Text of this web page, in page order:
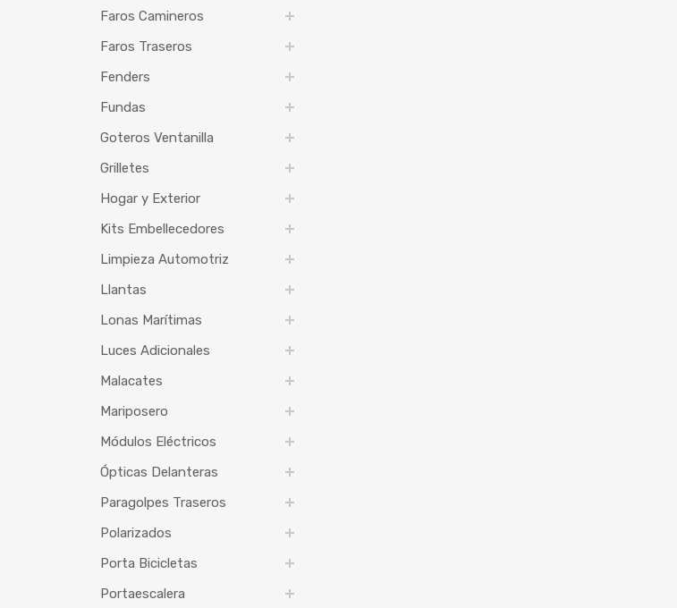
Faros Camineros
Faros Traseros
Fenders
Fundas
Goteros Ventanilla
Grilletes
Hogar y Exterior
Kits Embellecedores
Limpieza Automotriz
Llantas
Lonas Marítimas
Luces Adicionales
Malacates
Mariposero
Módulos Eléctricos
Ópticas Delanteras
Paragolpes Traseros
Polarizados
Porta Bicicletas
Portaescalera